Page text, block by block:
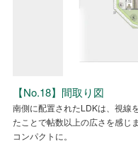
No.18省エネ性能ラベル
【No.18】間取り図
南側に配置されたLDKは、視線
たことで帖数以上の広さを感じ
コンパクトに。
【No.18】外観
ワイドな窓とウッドデッキが
【No.18】LDK
ワイドな窓とウッドデッキが
No.18省エネ性能ラベル
【No.18】間取り図
南側に配置されたLDKは、視線
たことで帖数以上の広さを感じ
コンパクトに。